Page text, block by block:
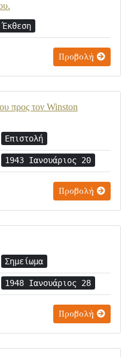
Έκθεση
Προβολή
προς τον Winston
Επιστολή
1943 Ιανουάριος 20
Προβολή
Σημείωμα
1948 Ιανουάριος 28
Προβολή